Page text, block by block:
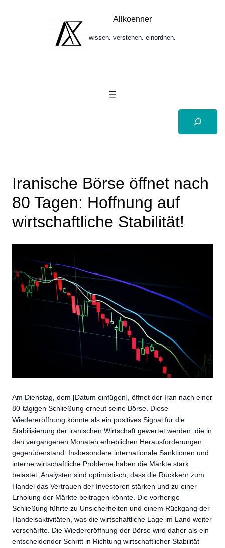
Allkoenner
wissen. verstehen. einordnen.
Suchen
Iranische Börse öffnet nach
80 Tagen: Hoffnung auf
wirtschaftliche Stabilität!
Am Dienstag, dem [Datum einfügen], öffnet der Iran nach einer
80-tägigen Schließung erneut seine Börse. Diese
Wiedereröffnung könnte als ein positives Signal für die
Stabilisierung der iranischen Wirtschaft gewertet werden, die in
den vergangenen Monaten erheblichen Herausforderungen
gegenüberstand. Insbesondere internationale Sanktionen und
interne wirtschaftliche Probleme haben die Märkte stark
belastet. Analysten sind optimistisch, dass die Rückkehr zum
Handel das Vertrauen der Investoren stärken und zu einer
Erholung der Märkte beitragen könnte. Die vorherige
Schließung führte zu Unsicherheiten und einem Rückgang der
Handelsaktivitäten, was die wirtschaftliche Lage im Land weiter
verschärfte. Die Wiedereröffnung der Börse wird daher als ein
entscheidender Schritt in Richtung wirtschaftlicher Stabilität